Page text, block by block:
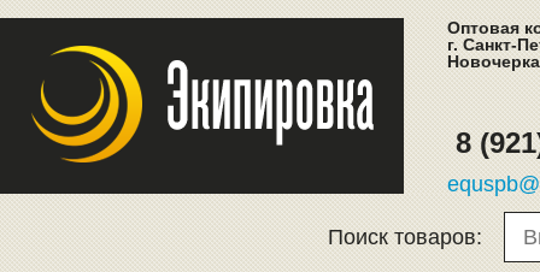
Оптовая
г. Санкт-
8
Поиск товаров: